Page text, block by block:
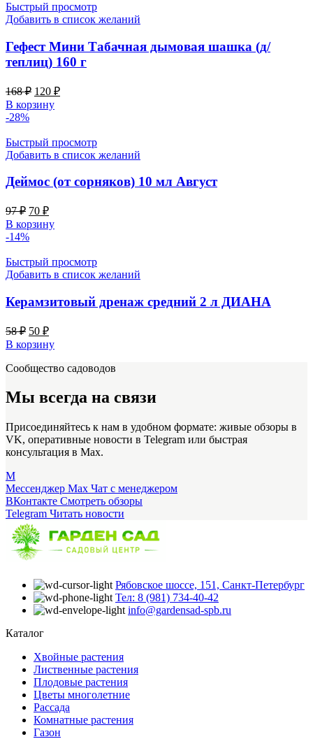
Быстрый просмотр
Добавить в список желаний
Гефест Мини Табачная дымовая шашка (д/
теплиц) 160 г
168₽ Первоначальная
цена
составляла
120 ₽Текущая
В корзину
-28%
Быстрый просмотр
Добавить в список желаний
Деймос (от сорняков) 10 мл Август
97₽ Первоначальная
цена
составляла
70 ₽Текущая
цена:
В корзину
-14%
Быстрый просмотр
Добавить в список желаний
Керамзитовый дренаж средний 2 л ДИАНА
58₽ Первоначальная
цена
составляла
58 ₽.
50 ₽Текущая
цена:
В корзину
Сообщество садоводов
Мы всегда на связи
Присоединяйтесь к нам в удобном формате: живые обзоры в
VK, оперативные новости в Telegram или быстрая
консультация в Max.
M
Мессенджер Max Чат с менеджером
ВКонтакте Смотреть обзоры
Telegram Читать новости
Рябовское шоссе, 151, Санкт-Петербург
Тел: 8 (981) 734-40-42
info@gardensad-spb.ru
Каталог
Хвойные растения
Лиственные растения
Плодовые растения
Цветы многолетние
Рассада
Комнатные растения
Газон